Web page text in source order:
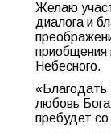
Желаю
диалога и
приобщения
Небесного.
«Благодать
любовь
пребудет